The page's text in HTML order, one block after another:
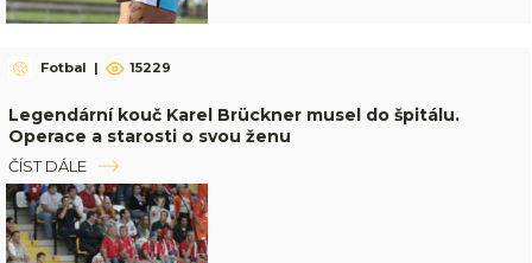
Fotbal | 15229
Legendární kouč Karel Brückner musel do špitálu.
Operace a starosti o svou ženu
ČÍST DÁLE